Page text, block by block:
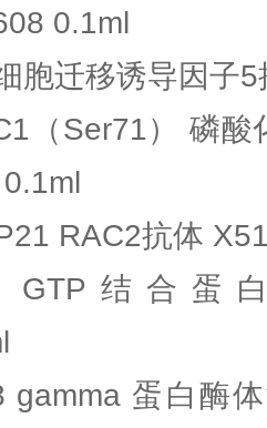
0.1ml
胞迁移诱导因子
（Ser71） 磷
RAC2抗体
GTP结合蛋
gamma 蛋白酶